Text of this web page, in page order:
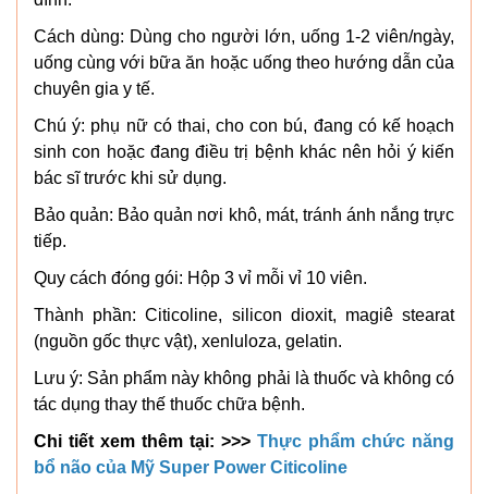
Cách dùng: Dùng cho người lớn, uống 1-2 viên/ngày,
uống cùng với bữa ăn hoặc uống theo hướng dẫn của
chuyên gia y tế.
Chú ý: phụ nữ có thai, cho con bú, đang có kế hoạch
sinh con hoặc đang điều trị bệnh khác nên hỏi ý kiến
bác sĩ trước khi sử dụng.
Bảo quản: Bảo quản nơi khô, mát, tránh ánh nắng trực
tiếp.
Quy cách đóng gói: Hộp 3 vỉ mỗi vỉ 10 viên.
Thành phần: Citicoline, silicon dioxit, magiê stearat
(nguồn gốc thực vật), xenluloza, gelatin.
Lưu ý: Sản phẩm này không phải là thuốc và không có
tác dụng thay thế thuốc chữa bệnh.
Chi tiết xem thêm tại: >>> Thực phẩm chức năng
bổ não của Mỹ Super Power Citicoline